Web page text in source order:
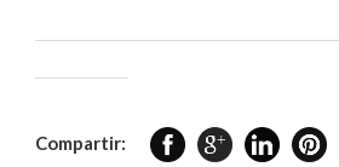
Compartir: